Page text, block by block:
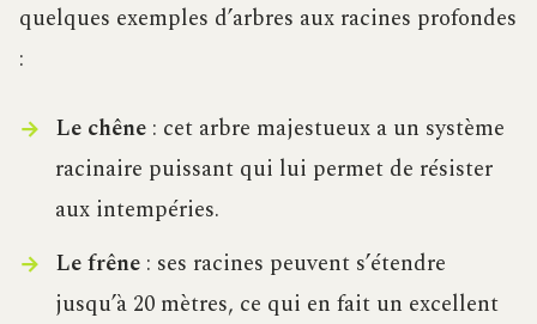
quelques exemples d’arbres aux racines profondes
:
Le chêne: cet arbre majestueux a un système
racinaire puissant qui lui permet de résister
aux intempéries.
Le frêne: ses racines peuvent s’étendre
jusqu’à 20 mètres, ce qui en fait un excellent